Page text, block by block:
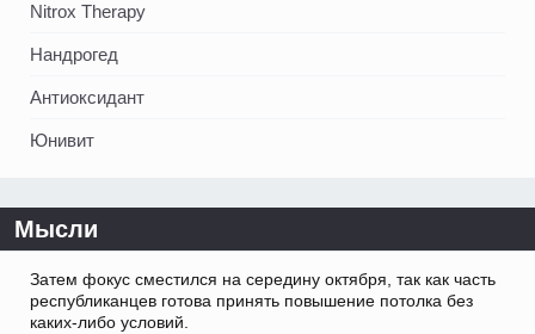
Nitrox Therapy
Нандрогед
Антиоксидант
Юнивит
Мысли
Затем фокус сместился на середину октября, так как часть
республиканцев готова принять повышение потолка без
каких-либо условий.